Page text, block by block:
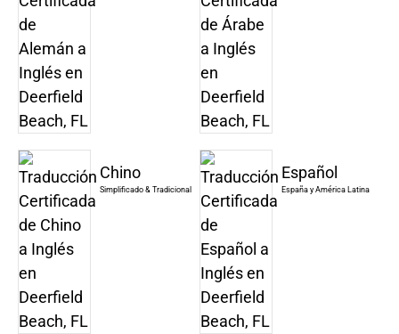
Chino
Simplificado & Tradicional
Español
España y América Latina